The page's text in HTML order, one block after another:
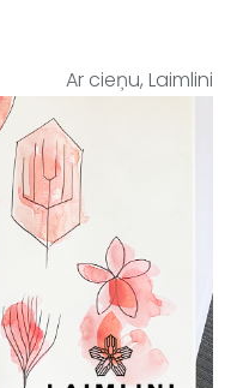
Ar cieņu, Laimlini